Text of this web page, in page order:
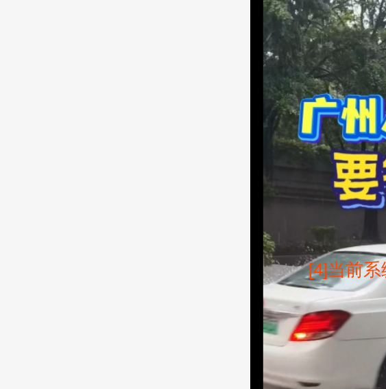
[4]当前